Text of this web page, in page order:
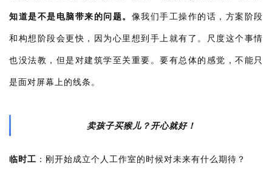
流
知道是不是电脑带来的问题。 像我们手工操作的话，方案阶段
和构想阶段会更快，因为心里想到手上就有了。尺度这个事情
也没法教，但是对建筑学至关重要。要有总体的感觉，不能只
是面对屏幕上的线条。
卖孩子买猴儿？ 开心就好！
临时工 ： 刚开始成立个人工作室的时候对未来有什么期待？